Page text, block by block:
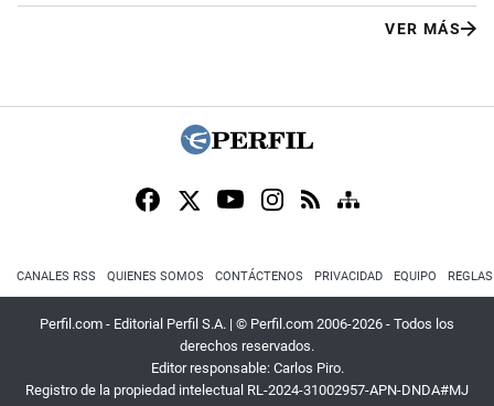
VER MÁS
CANALES RSS QUIENES SOMOS CONTÁCTENOS PRIVACIDAD EQUIPO
Perfil.com - Editorial Perfil S.A. | © Perfil.com 2006-2026 - Todos los
derechos reservados.
Editor responsable: Carlos Piro.
Registro de la propiedad intelectual RL-2024-31002957-APN-DNDA#MJ